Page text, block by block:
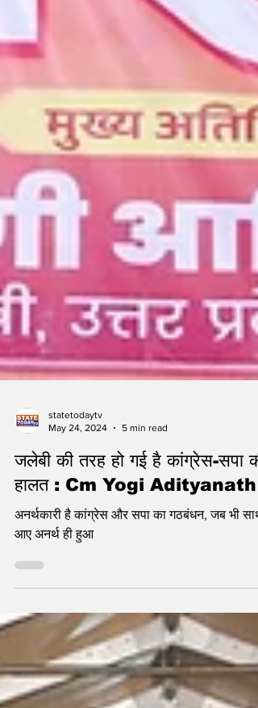
May 24, 2024
5 min read
जलेबी की तरह हो गई है कांग्रेस-सपा की
हालत : Cm Yogi Adityanath
अनर्थकारी है कांग्रेस और सपा का गठबंधन, जब भी साथ
आए अनर्थ ही हुआ